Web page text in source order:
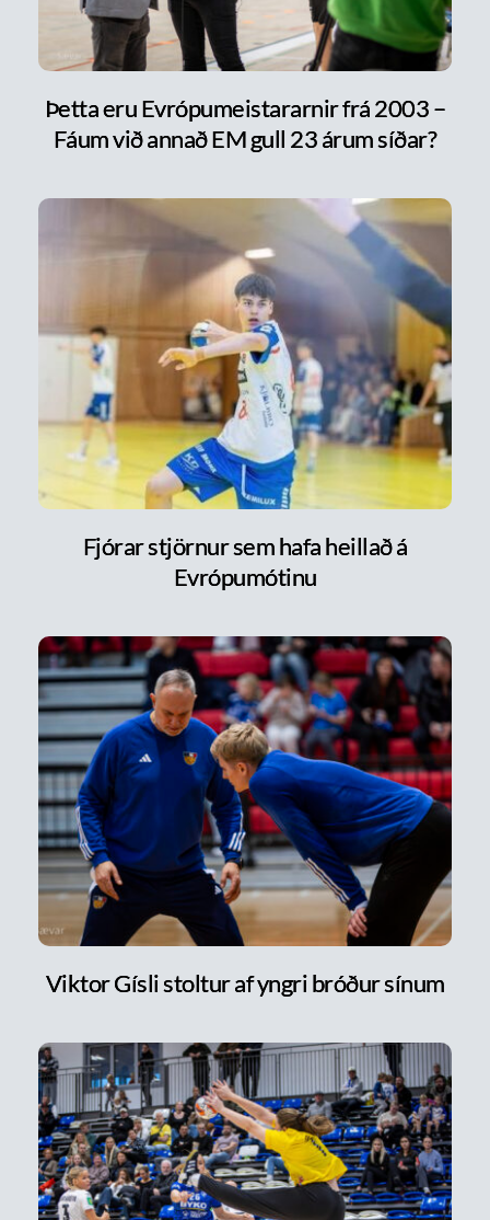
Þetta eru Evrópumeistararnir frá 2003 –
Fáum við annað EM gull 23 árum síðar?
Fjórar stjörnur sem hafa heillað á
Evrópumótinu
Viktor Gísli stoltur af yngri bróður sínum